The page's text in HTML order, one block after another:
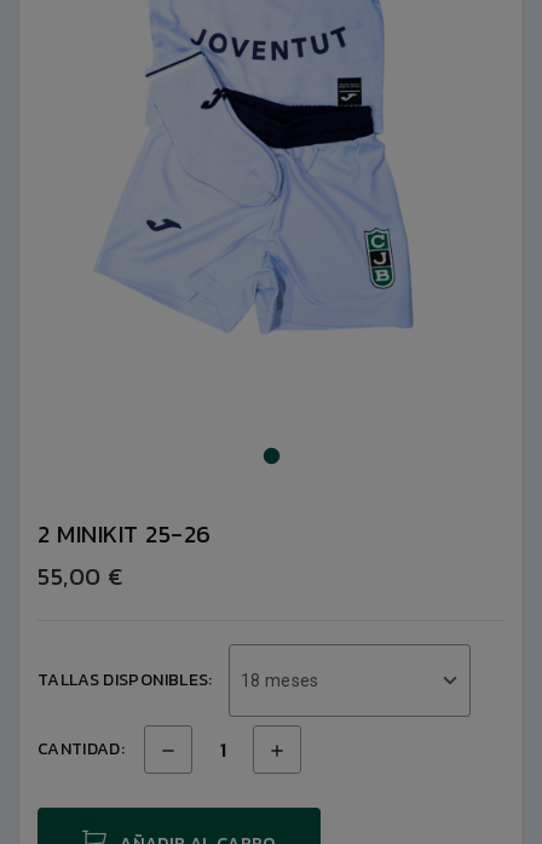
2 MINIKIT 25-26
55,00 €
TALLAS DISPONIBLES: 18 meses
CANTIDAD: